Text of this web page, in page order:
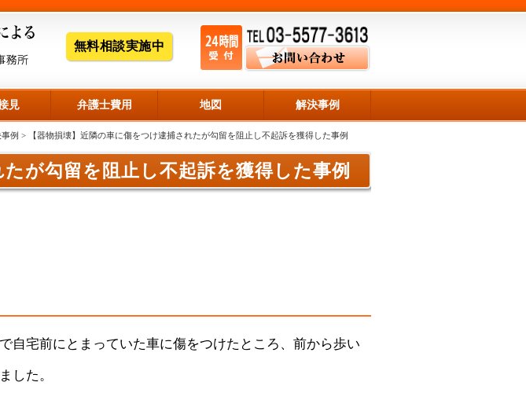
無料相談実施中
見 弁護士費用 地図 解決事例
例 > 【器物損壊】近隣の車に傷をつけ逮捕されたが勾留を阻止し不起訴を獲得した事例
が勾留を阻止し不起訴を獲得した事例
自宅前にとまっていた車に傷をつけたところ、前から歩い
した。